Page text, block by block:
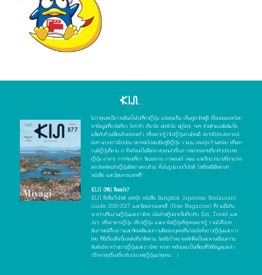
ไม่ว่าคุณจะมีความฝันเป็นไปเที่ยวญี่ปุ่น แช่ออนเซ็น เห็นภูเขาไฟฟูจิ เยี่ยมชมมรดกโลก
หาข้อมูลเที่ยวโตเกียว โอซาก้า เกียวโต ฮอกไกโด ฟุกุโอกะ ฯลฯ ด้วยตัวเองสไตล์แบ็ค
แพ็คกับก๊วนเพื่อนกับครอบครัว หรืออยากรู้ว่าไปญี่ปุ่นช่วงไหนดี อยากมีประสบการณ์
เจ๋งๆ แบบชาวนิปปอน อยากจะไปลองชิมซูชิญี่ปุ่น ราเมน เทมปุระร้านอร่อย หรือเท
รนด์ญี่ปุ่นก็ตาม เราก็พร้อมเป็นสื่อกลางบอกเล่าเรื่องราวหลากหลายเกี่ยวกับประเทศ
ญี่ปุ่น อาหาร การท่องเที่ยว วัฒนธรรม ภาพยนตร์ เพลง และอีกมากมายที่สามารถ
ตอบโจทย์คนรักญี่ปุ่นได้อย่างครบถ้วน ทั้งในรูปแบบเว็บไซต์ โซเชียลมีเดียต่างๆ
หนังสือ และนิตยสารแจกฟรี!
KIJI (คิจิ) คืออะไร?
KIJI คือสื่อเว็บไซต์ เฟซบุ๊ก หนังสือ Bangkok Japanese Restaurant
Guide 2016-2017 และนิตยสารแจกฟรี (Free Magazine) ที่ร่วมมือกัน
ระหว่างทีมงานญี่ปุ่นและชาวไทย เน้นทำสกู๊ปเจาะลึกเกี่ยวกับ Eat, Travel และ
Art หรืออาหารญี่ปุ่น เที่ยวญี่ปุ่น และอาร์ตญี่ปุ่นที่ทุกคนอยากรู้ รวมไปถึงบท
สัมภาษณ์เรื่องราวและทัศนคติและความคิดของบุคคลที่น่าสนใจทั้งชาวญี่ปุ่นและชาว
ไทย ที่มีเบื้องลึกเบื้องหลังที่น่าติดตาม โดยมีเป้าหมายหลักคือเป็นสะพานเชื่อมความ
สัมพันธ์ระหว่างชาวญี่ปุ่นและชาวไทย พวกเราพร้อมจะเป็นเพื่อนที่ให้ข้อมูลและคำ
ปรึกษาทุกเรื่องเกี่ยวกับประเทศญี่ปุ่นแก่ทุกคน : )